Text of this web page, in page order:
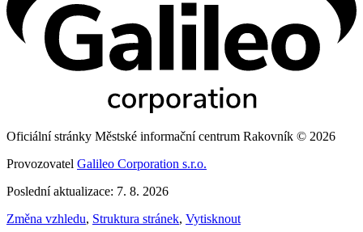
Oficiální stránky Městské informační centrum Rakovník © 2026
Provozovatel Galileo Corporation s.r.o.
Poslední aktualizace: 7. 8. 2026
Změna vzhledu, Struktura stránek, Vytisknout